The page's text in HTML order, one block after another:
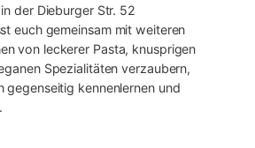
der Dieburger Str. 52
euch gemeinsam mit weiteren
von leckerer Pasta, knusprigen
Spezialitäten verzaubern,
gegenseitig kennenlernen und